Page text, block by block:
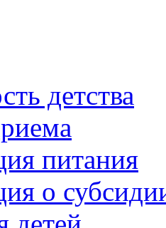
детства
питания
о